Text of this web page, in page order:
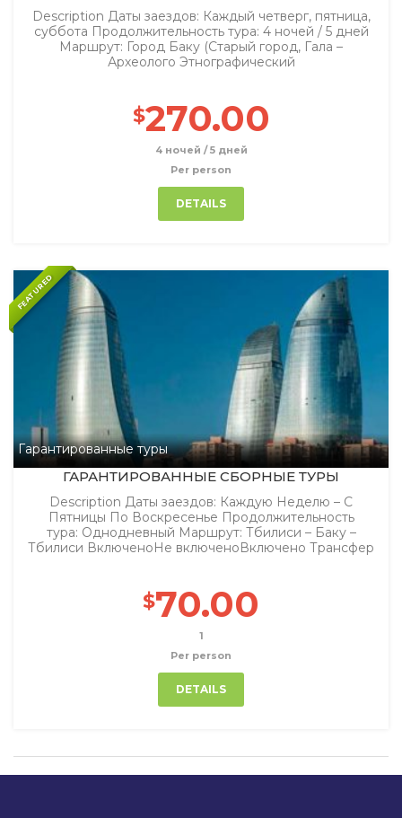
Description Даты заездов: Каждый четверг, пятница,
суббота Продолжительность тура: 4 ночей / 5 дней
Маршрут: Город Баку (Старый город, Гала –
Археолого Этнографический
$270.00
4 ночей / 5 дней
Per person
DETAILS
FEATURED
Гарантированные туры
ГАРАНТИРОВАННЫЕ СБОРНЫЕ ТУРЫ
Description Даты заездов: Каждую Неделю – С
Пятницы По Воскресенье Продолжительность
тура: Однодневный Маршрут: Тбилиси – Баку –
Тбилиси ВключеноНе включеноВключено Трансфер
$70.00
1
Per person
DETAILS